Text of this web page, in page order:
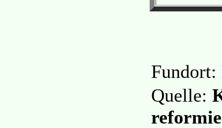
Fundort:
Quelle: